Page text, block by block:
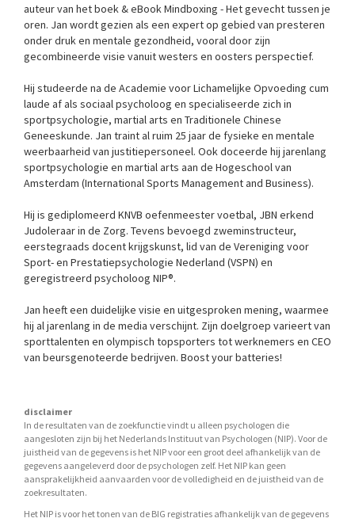
auteur van het boek & eBook Mindboxing - Het gevecht tussen je
oren. Jan wordt gezien als een expert op gebied van presteren
onder druk en mentale gezondheid, vooral door zijn
gecombineerde visie vanuit westers en oosters perspectief.
Hij studeerde na de Academie voor Lichamelijke Opvoeding cum
laude af als sociaal psycholoog en specialiseerde zich in
sportpsychologie, martial arts en Traditionele Chinese
Geneeskunde. Jan traint al ruim 25 jaar de fysieke en mentale
weerbaarheid van justitiepersoneel. Ook doceerde hij jarenlang
sportpsychologie en martial arts aan de Hogeschool van
Amsterdam (International Sports Management and Business).
Hij is gediplomeerd KNVB oefenmeester voetbal, JBN erkend
Judoleraar in de Zorg. Tevens bevoegd zweminstructeur,
eerstegraads docent krijgskunst, lid van de Vereniging voor
Sport- en Prestatiepsychologie Nederland (VSPN) en
geregistreerd psycholoog NIP®.
Jan heeft een duidelijke visie en uitgesproken mening, waarmee
hij al jarenlang in de media verschijnt. Zijn doelgroep varieert van
sporttalenten en olympisch topsporters tot werknemers en CEO
van beursgenoteerde bedrijven. Boost your batteries!
disclaimer
In de resultaten van de zoekfunctie vindt u alleen psychologen die
aangesloten zijn bij het Nederlands Instituut van Psychologen (NIP). Voor de
juistheid van de gegevens is het NIP voor een groot deel afhankelijk van de
gegevens aangeleverd door de psychologen zelf. Het NIP kan geen
aansprakelijkheid aanvaarden voor de volledigheid en de juistheid van de
zoekresultaten.
Het NIP is voor het tonen van de BIG registraties afhankelijk van de gegevens